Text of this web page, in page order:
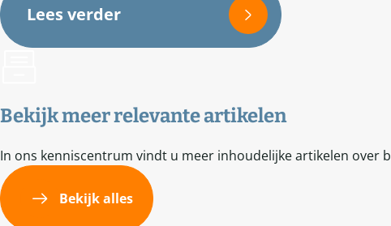
Lees verder
Bekijk meer relevante artikelen
In ons kenniscentrum vindt u meer inhoudelijke artikelen over
Bekijk alles